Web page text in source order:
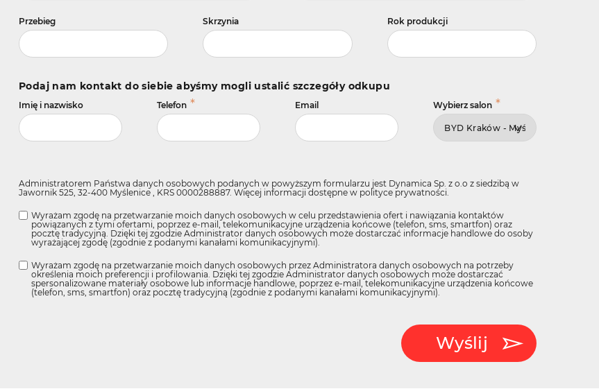
Przebieg Skrzynia Rok produkcji
Podaj nam kontakt do siebie abyśmy mogli ustalić szczegóły odkupu
Imię i nazwisko Telefon * Email Wybierz salon *
Administratorem Państwa danych osobowych podanych w powyższym formularzu jest Dynamica Sp. z o.o z siedzibą w
Jawornik 525, 32-400 Myślenice , KRS 0000288887. Więcej informacji dostępne w polityce prywatności.
Wyrażam zgodę na przetwarzanie moich danych osobowych w celu przedstawienia ofert i nawiązania kontaktów
powiązanych z tymi ofertami, poprzez e-mail, telekomunikacyjne urządzenia końcowe (telefon, sms, smartfon) oraz
pocztę tradycyjną. Dzięki tej zgodzie Administrator danych osobowych może dostarczać informacje handlowe do osoby
wyrażającej zgodę (zgodnie z podanymi kanałami komunikacyjnymi).
Wyrażam zgodę na przetwarzanie moich danych osobowych przez Administratora danych osobowych na potrzeby
określenia moich preferencji i profilowania. Dzięki tej zgodzie Administrator danych osobowych może dostarczać
spersonalizowane materiały osobowe lub informacje handlowe, poprzez e-mail, telekomunikacyjne urządzenia końcowe
(telefon, sms, smartfon) oraz pocztę tradycyjną (zgodnie z podanymi kanałami komunikacyjnymi).
Wyślij
automatyczna